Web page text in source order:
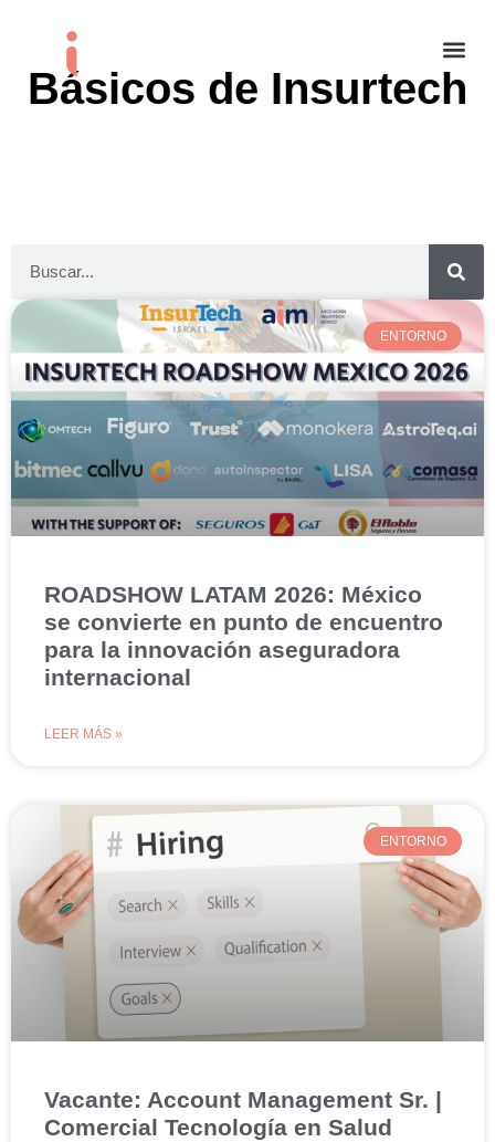
Básicos de Insurtech
ENTORNO
ROADSHOW LATAM 2026: México
se convierte en punto de encuentro
para la innovación aseguradora
internacional
LEER MÁS »
ENTORNO
Vacante: Account Management Sr. |
Comercial Tecnología en Salud